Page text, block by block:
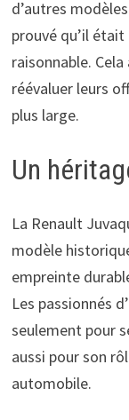
d’autres
prouvé qu’il
raisonnable.
réévaluer leurs
plus large.
Un
La Renault
modèle
empreinte
Les passionnés
seulement pour
aussi pour son
automobile.